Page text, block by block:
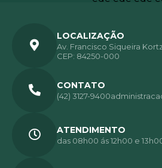
LOCALIZAÇÃO
Av. Francisco Siqueira
CEP: 84250-000
CONTATO
(42) 3127-9400
ATENDIMENTO
das 08h00 ás 12h00 e